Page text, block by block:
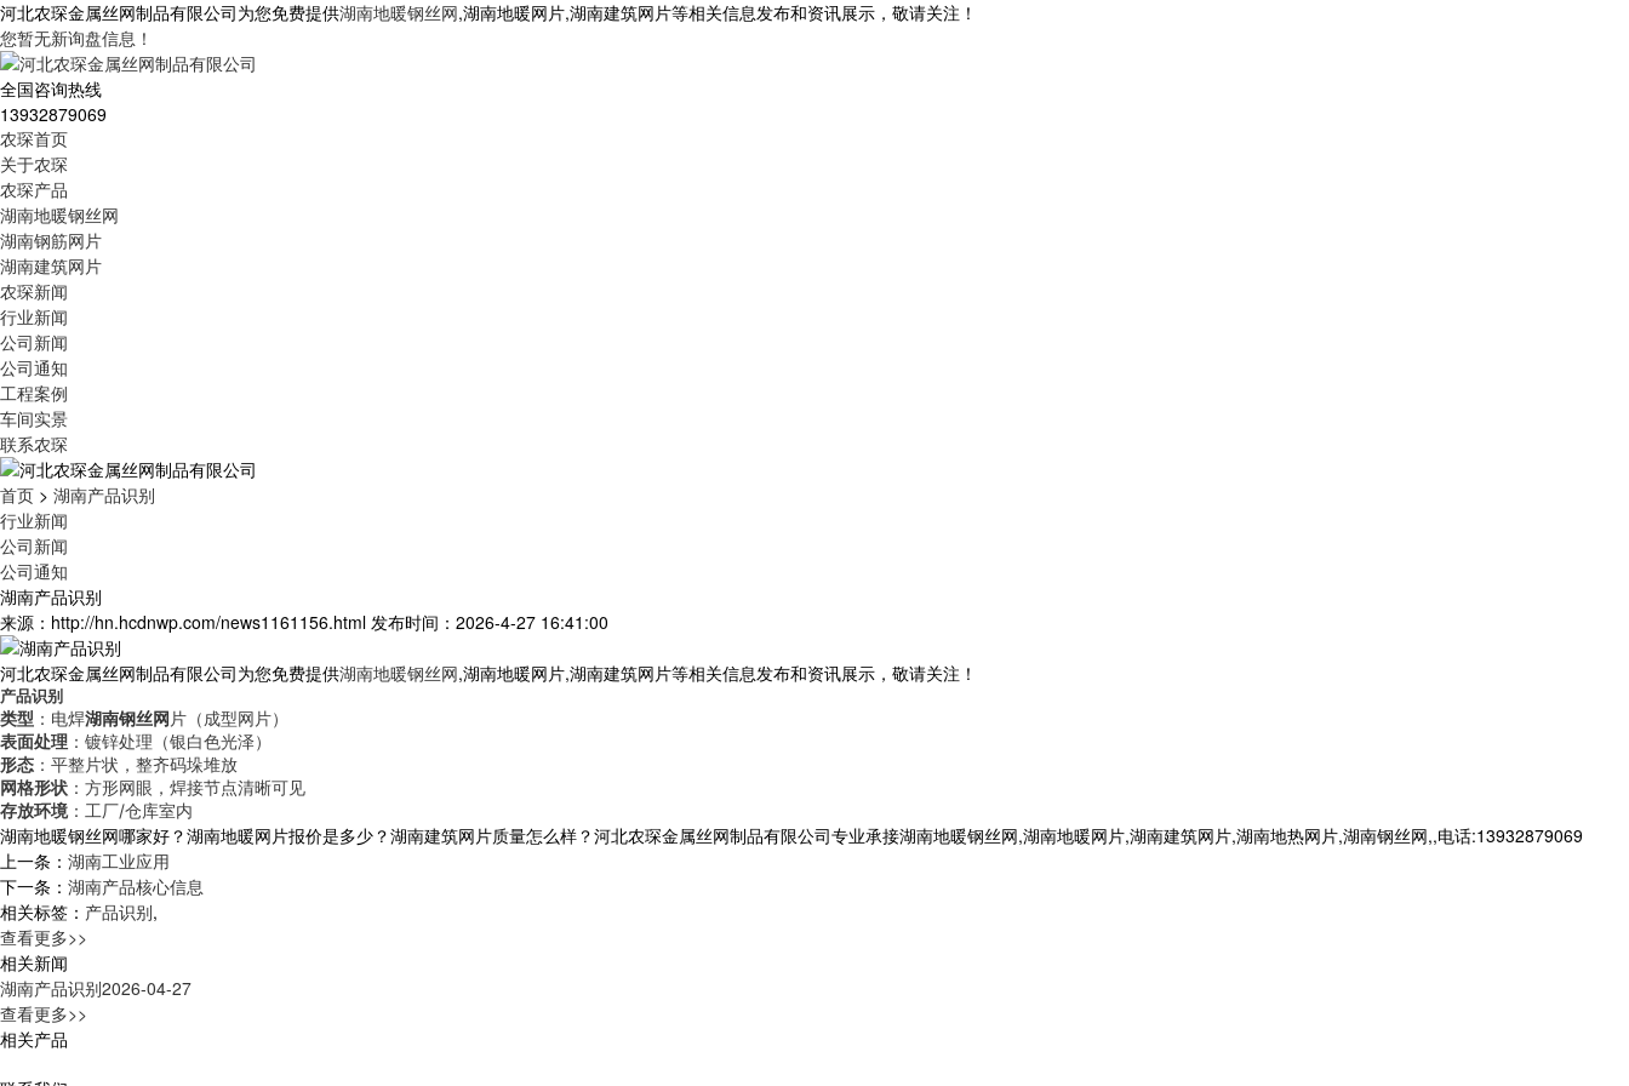
河北农琛金属丝网制品有限公司为您免费提供湖南地暖钢丝网,湖南地暖网片,湖南建筑网片等相关信息发布和资讯展示，敬请关注！
您暂无新询盘信息！
全国咨询热线
13932879069
农琛首页
关于农琛
农琛产品
湖南地暖钢丝网
湖南钢筋网片
湖南建筑网片
农琛新闻
行业新闻
公司新闻
公司通知
工程案例
车间实景
联系农琛
首页 > 湖南产品识别
行业新闻
公司新闻
公司通知
湖南产品识别
来源：http://hn.hcdnwp.com/news1161156.html 发布时间：2026-4-27 16:41:00
河北农琛金属丝网制品有限公司为您免费提供湖南地暖钢丝网,湖南地暖网片,湖南建筑网片等相关信息发布和资讯展示，敬请关注！
产品识别
类型 ：电焊湖南钢丝网片（成型网片）
表面处理 ：镀锌处理（银白色光泽）
形态 ：平整片状，整齐码垛堆放
网格形状 ：方形网眼，焊接节点清晰可见
存放环境 ：工厂/仓库室内
湖南地暖钢丝网哪家好？湖南地暖网片报价是多少？湖南建筑网片质量怎么样？河北农琛金属丝网制品有限公司专业承接湖南地暖钢丝网,湖南地暖网片,湖南建筑网片,湖南地热网片,湖南钢丝网,,电话:13932879069
上一条： 湖南工业应用
下一条： 湖南产品核心信息
相关标签： 产品识别,
查看更多>>
相关新闻
湖南产品识别2026-04-27
查看更多>>
相关产品